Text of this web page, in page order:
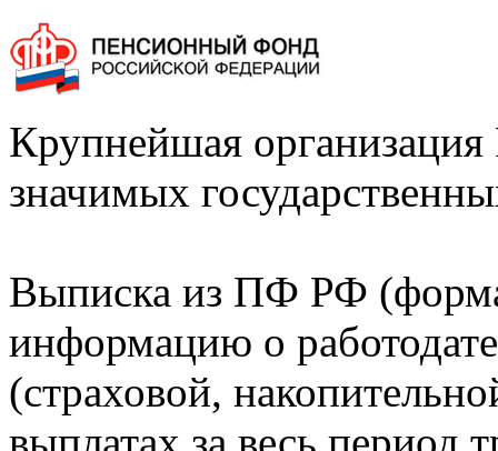
Крупнейшая
значимых
Выписка из ПФ РФ
информацию о
(страховой,
выплатах за весь период